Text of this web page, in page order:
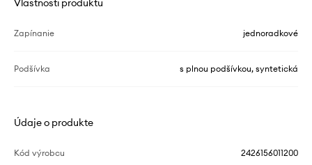
Vlastnosti produktu
Zapínanie jednoradkové
Podšívka s plnou podšívkou, syntetická
Údaje o produkte
Kód výrobcu 2426156011200